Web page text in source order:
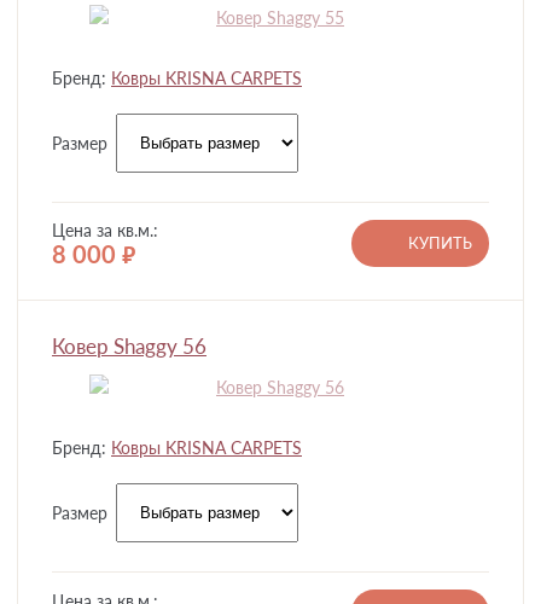
Бренд: Ковры KRISNA CARPETS
Размер
Цена за кв.м.:
8 000 руб.
КУПИТЬ
Ковер Shaggy 56
Бренд: Ковры KRISNA CARPETS
Размер